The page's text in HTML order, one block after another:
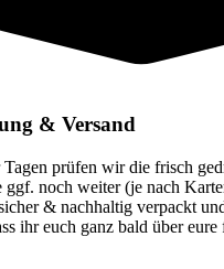
& Versand
Tagen prüfen wir die frisch
ggf. noch weiter (je nach
& nachhaltig verpackt
ihr euch ganz bald über